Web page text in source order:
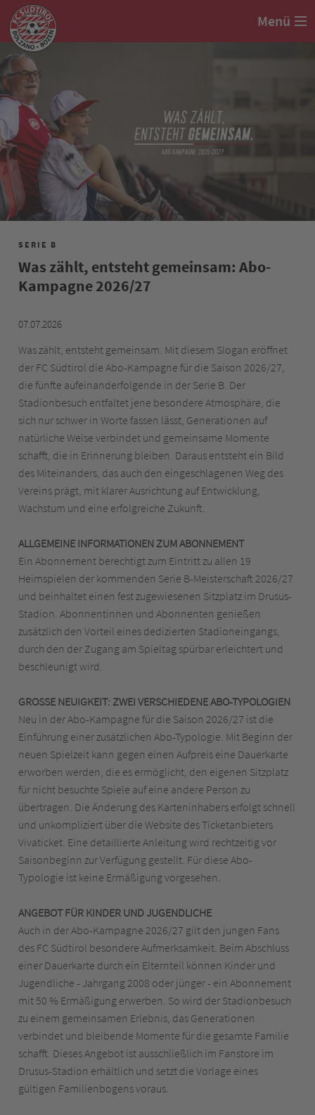
Menü
Was zählt, entsteht gemeinsam: Abo-
Kampagne 2026/27
SERIE B
07.07.2026
Was zählt, entsteht gemeinsam. Mit diesem Slogan eröffnet
der FC Südtirol die Abo-Kampagne für die Saison 2026/27,
die fünfte aufeinanderfolgende in der Serie B. Der
Stadionbesuch entfaltet jene besondere Atmosphäre, die
sich nur schwer in Worte fassen lässt, Generationen auf
natürliche Weise verbindet und gemeinsame Momente
schafft, die in Erinnerung bleiben. Daraus entsteht ein Bild
des Miteinanders, das auch den eingeschlagenen Weg des
Vereins prägt, mit klarer Ausrichtung auf Entwicklung,
Wachstum und eine erfolgreiche Zukunft.
ALLGEMEINE INFORMATIONEN ZUM ABONNEMENT
Ein Abonnement berechtigt zum Eintritt zu allen 19
Heimspielen der kommenden Serie B-Meisterschaft 2026/27
und beinhaltet einen fest zugewiesenen Sitzplatz im Drusus-
Stadion. Abonnentinnen und Abonnenten genießen
zusätzlich den Vorteil eines dedizierten Stadioneingangs,
durch den der Zugang am Spieltag spürbar erleichtert und
beschleunigt wird.
GROSSE NEUIGKEIT: ZWEI VERSCHIEDENE ABO-TYPOLOGIEN
Neu in der Abo-Kampagne für die Saison 2026/27 ist die
Einführung einer zusätzlichen Abo-Typologie. Mit Beginn der
neuen Spielzeit kann gegen einen Aufpreis eine Dauerkarte
erworben werden, die es ermöglicht, den eigenen Sitzplatz
für nicht besuchte Spiele auf eine andere Person zu
übertragen. Die Änderung des Karteninhabers erfolgt schnell
und unkompliziert über die Website des Ticketanbieters
Vivaticket. Eine detaillierte Anleitung wird rechtzeitig vor
Saisonbeginn zur Verfügung gestellt. Für diese Abo-
Typologie ist keine Ermäßigung vorgesehen.
ANGEBOT FÜR KINDER UND JUGENDLICHE
Auch in der Abo-Kampagne 2026/27 gilt den jungen Fans
des FC Südtirol besondere Aufmerksamkeit. Beim Abschluss
einer Dauerkarte durch ein Elternteil können Kinder und
Jugendliche - Jahrgang 2008 oder jünger - ein Abonnement
mit 50 % Ermäßigung erwerben. So wird der Stadionbesuch
zu einem gemeinsamen Erlebnis, das Generationen
verbindet und bleibende Momente für die gesamte Familie
schafft. Dieses Angebot ist ausschließlich im Fanstore im
Drusus-Stadion erhältlich und setzt die Vorlage eines
gültigen Familienbogens voraus.